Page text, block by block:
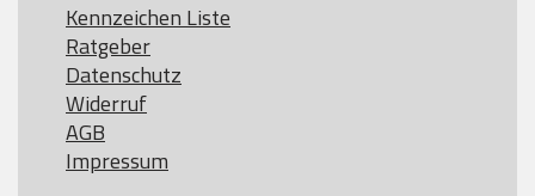
Kennzeichen Liste
Ratgeber
Datenschutz
Widerruf
AGB
Impressum